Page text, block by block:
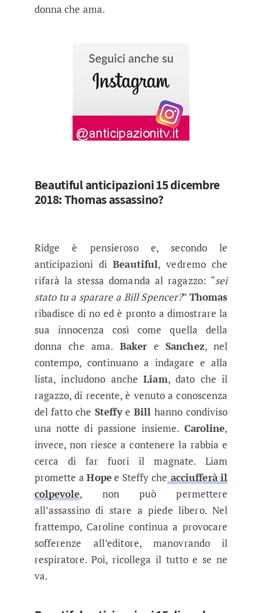
donna che ama.
Beautiful anticipazioni 15 dicembre
2018: Thomas assassino?
Ridge è pensieroso e, secondo le
anticipazioni diBeautiful, vedremo che
rifarà la stessa domanda al ragazzo: “sei
stato tu a sparare a Bill Spencer?” Thomas
ribadisce di no ed è pronto a dimostrare la
sua innocenza così come quella della
donna che ama. BakereSanchez, nel
contempo, continuano a indagare e alla
lista, includono ancheLiam, dato che il
ragazzo, di recente, è venuto a conoscenza
del fatto cheSteffye Bill hanno condiviso
una notte di passione insieme. Caroline,
invece, non riesce a contenere la rabbia e
cerca di far fuori il magnate. Liam
promette aHopee Steffy che acciufferà il
colpevole, non può permettere
all’assassino di stare a piede libero. Nel
frattempo, Caroline continua a provocare
sofferenze all’editore, manovrando il
respiratore. Poi, ricollega il tutto e se ne
va.